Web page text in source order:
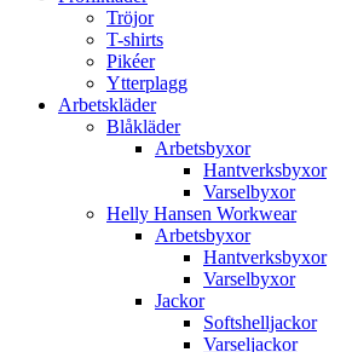
Tröjor
T-shirts
Pikéer
Ytterplagg
Arbetskläder
Blåkläder
Arbetsbyxor
Hantverksbyxor
Varselbyxor
Helly Hansen Workwear
Arbetsbyxor
Hantverksbyxor
Varselbyxor
Jackor
Softshelljackor
Varseljackor